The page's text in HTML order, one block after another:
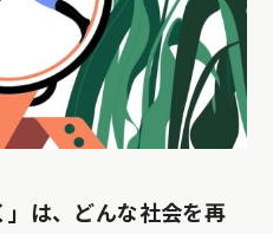
」は、どんな社会を再